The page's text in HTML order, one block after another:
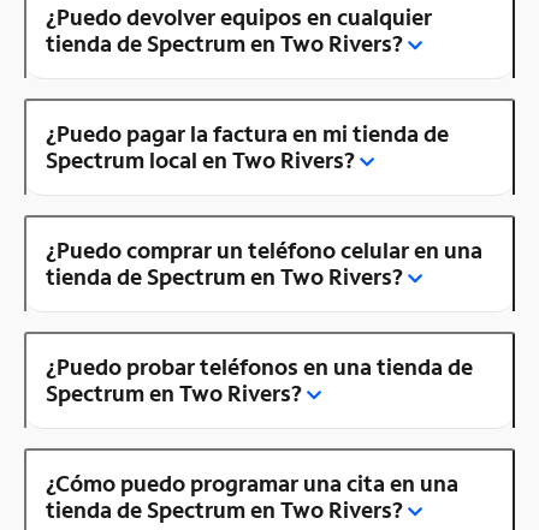
¿Puedo devolver equipos en cualquier
tienda de Spectrum en Two Rivers?
¿Puedo pagar la factura en mi tienda de
Spectrum local en Two Rivers?
¿Puedo comprar un teléfono celular en una
tienda de Spectrum en Two Rivers?
¿Puedo probar teléfonos en una tienda de
Spectrum en Two Rivers?
¿Cómo puedo programar una cita en una
tienda de Spectrum en Two Rivers?